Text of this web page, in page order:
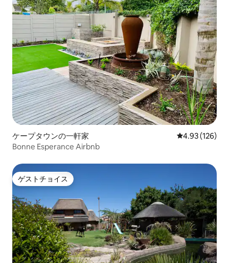
ケープタウンの一軒家 レビュー126
4.93 (126)
Bonne Esperance Airbnb
ゲストチョイス
ゲストチョイス